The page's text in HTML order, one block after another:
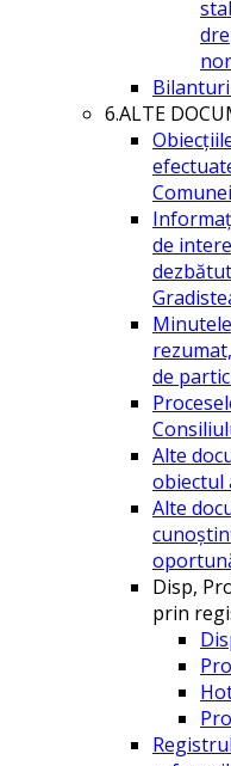
6.ALTE
de
de
Alte
obiectul
Alte
Disp,
prin